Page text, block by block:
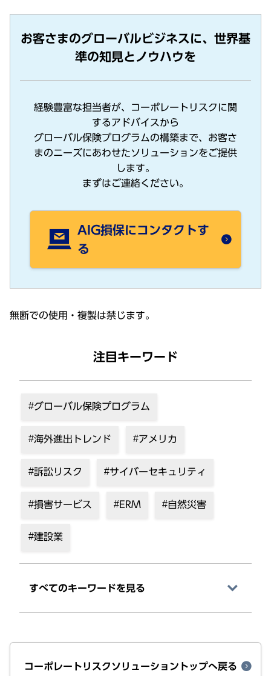
お客さまのグローバルビジネスに、世界基
準の知見とノウハウを
経験豊富な担当者が、コーポレートリスクに関
するアドバイスから
グローバル保険プログラムの構築まで、お客さ
まのニーズにあわせたソリューションをご提供
します。
まずはご連絡ください。
AIG損保にコンタクトす
る
無断での使⽤・複製は禁じます。
注目キーワード
グローバル保険プログラム
海外進出トレンド アメリカ
訴訟リスク サイバーセキュリティ
損害サービス ERM 自然災害
建設業
すべてのキーワードを⾒る
コーポレートリスクソリューショントップへ戻る